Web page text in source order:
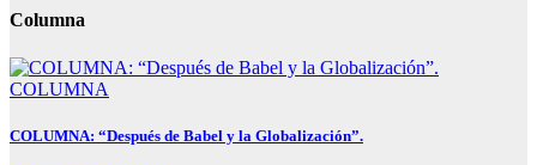
Columna
COLUMNA
COLUMNA: “Después de Babel y la Globalización”.